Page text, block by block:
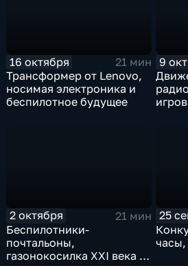
16 октября
21 мин
Трансформер от Lenovo,
носимая электроника и
беспилотное будущее
9
2 октября
21 мин
Беспилотники-
почтальоны,
газонокосилка XXI века и
25
часы,